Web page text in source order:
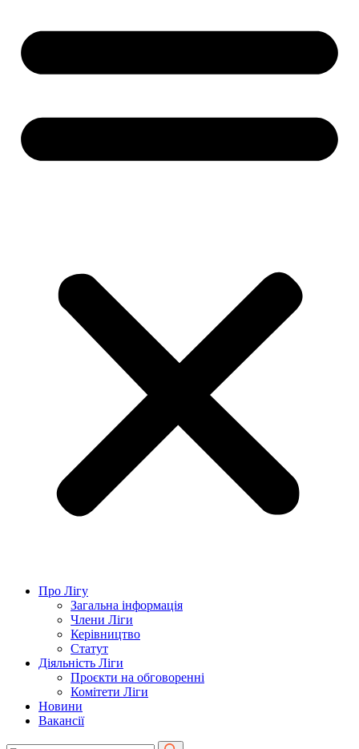
Про Лігу
Загальна інформація
Члени Ліги
Керівництво
Статут
Діяльність Ліги
Проєкти на обговоренні
Комітети Ліги
Новини
Вакансії